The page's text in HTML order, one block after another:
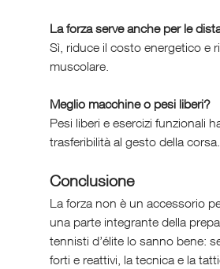
La forza serve anche per le
Sì, riduce il costo energetico e
muscolare.
Meglio macchine o pesi liberi?
Pesi liberi e esercizi funzionali
trasferibilità al gesto della corsa.
Conclusione
La forza non è un accessorio
una parte integrante della
tennisti d’élite lo sanno bene:
forti e reattivi, la tecnica e la